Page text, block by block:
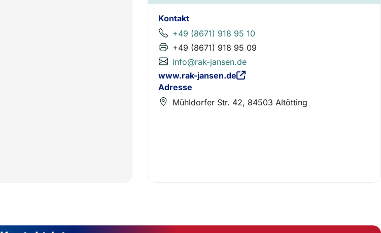
Kontakt
+49 (8671) 918 95 10
+49 (8671) 918 95 09
info@rak-jansen.de
www.rak-jansen.de
Adresse
Mühldorfer Str. 42, 84503 Altötting